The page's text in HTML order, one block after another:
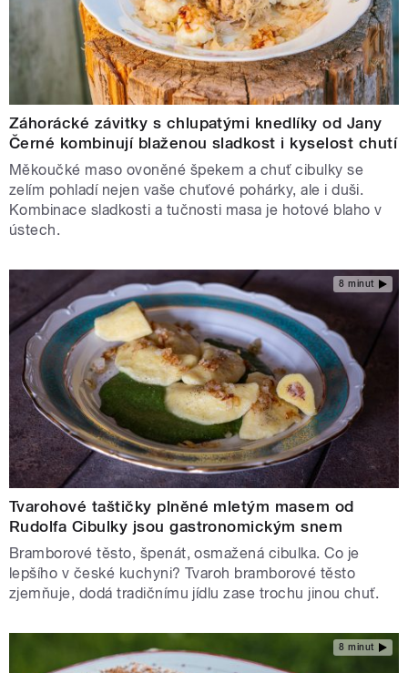
Záhorácké závitky s chlupatými knedlíky od Jany
Černé kombinují blaženou sladkost i kyselost chutí
Měkoučké maso ovoněné špekem a chuť cibulky se
zelím pohladí nejen vaše chuťové pohárky, ale i duši.
Kombinace sladkosti a tučnosti masa je hotové blaho v
ústech.
8 minut
Tvarohové taštičky plněné mletým masem od
Rudolfa Cibulky jsou gastronomickým snem
Bramborové těsto, špenát, osmažená cibulka. Co je
lepšího v české kuchyni? Tvaroh bramborové těsto
zjemňuje, dodá tradičnímu jídlu zase trochu jinou chuť.
8 minut